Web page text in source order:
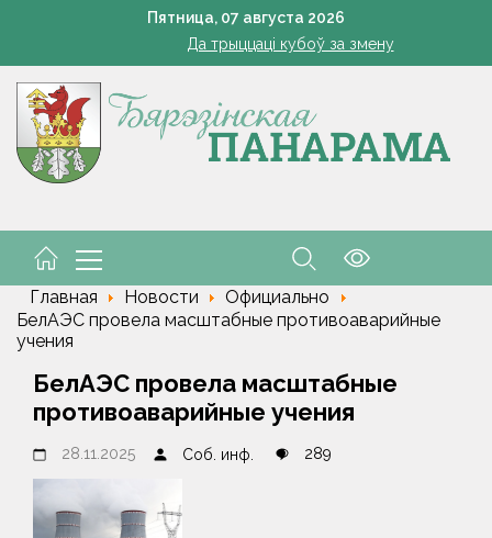
Пятница, 07 августа 2026
Познай свой край. Как в Беларуси развивают внутренний
Да трыццаці кубоў за змену
поручил вернуть в севооборот все поля Минской
Устранение последствий стихии – на контроле
Познай свой край. Как в Беларуси развивают внутренний
Главная Новости
Официально
БелАЭС провела масштабные противоаварийные
учения
БелАЭС провела масштабные
противоаварийные учения
28.11.2025 Соб. инф. 289